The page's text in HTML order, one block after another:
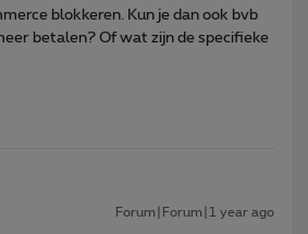
blokkeren. Kun je dan ook bvb
betalen? Of wat zijn de specifieke
Forum|Forum|1 year ago